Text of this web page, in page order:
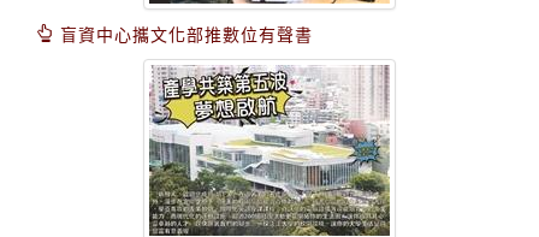
盲資中心攜文化部推數位有聲書